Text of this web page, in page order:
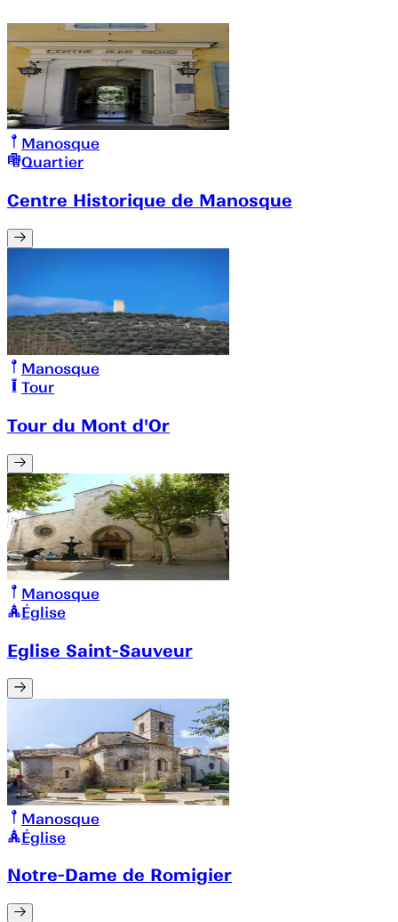
Manosque
Quartier
Centre Historique de Manosque
Manosque
Tour
Tour du Mont d'Or
Manosque
Église
Eglise Saint-Sauveur
Manosque
Église
Notre-Dame de Romigier